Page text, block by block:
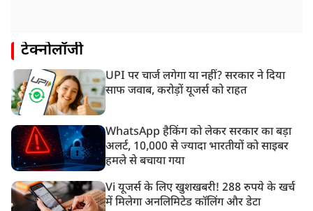
टेक्नोलॉजी
UPI पर चार्ज लगेगा या नहीं? सरकार ने दिया
साफ जवाब, करोड़ों यूजर्स को राहत
WhatsApp हैकिंग को लेकर सरकार का बड़ा
अलर्ट, 10,000 से ज्यादा भारतीयों को साइबर
हमले से बचाया गया
Vi यूजर्स के लिए खुशखबरी! 288 रुपये के खर्च
में मिलेगा अनलिमिटेड कॉलिंग और डेटा